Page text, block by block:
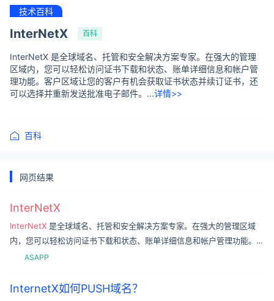
技术百科
InterNetX 百科
InterNetX 是全球域名、托管和安全解决方案专家。在强大的管理
区域内，您可以轻松访问证书下载和状态、账单详细信息和帐户管
理功能。客户区域让您的客户有机会获取证书状态并续订证书，还
可以选择并重新发送批准电子邮件。...详情>>
百科
网页结果
InterNetX
InterNetX 是全球域名、托管和安全解决方案专家。在强大的管理区域
内，您可以轻松访问证书下载和状态、账单详细信息和帐户管理功能。客
户区域让您的客户有机会获取证书状态并续订证书，还可以选择并重新发
ASAPP
InternetX如何PUSH域名？